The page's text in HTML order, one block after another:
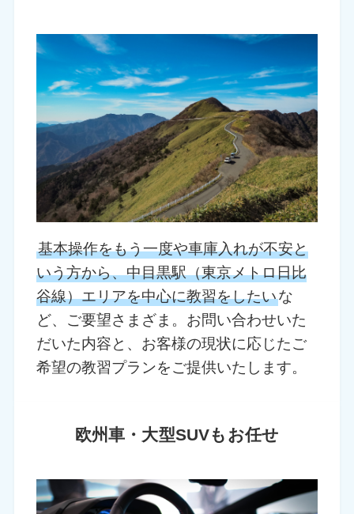
基本操作をもう一度や車庫入れが不安と
いう方から、中目黒駅（東京メトロ日比
谷線）エリアを中心に教習をしたいな
ど、ご要望さまざま。お問い合わせいた
だいた内容と、お客様の現状に応じたご
希望の教習プランをご提供いたします。
欧州車・大型SUVもお任せ